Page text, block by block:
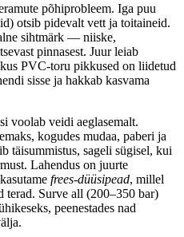
põhiprobleem. Iga puu
otsib pidevalt vett ja toitaineid.
sihtmärk — niiske,
pinnasest. Juur leiab
PVC-toru pikkused on liidetud
sisse ja hakkab kasvama
voolab veidi aeglasemalt.
kogudes mudaa, paberi ja
täisummistus, sageli sügisel, kui
Lahendus on juurte
frees-düüsipead, millel
terad. Surve all (200–350 bar)
peenestades nad